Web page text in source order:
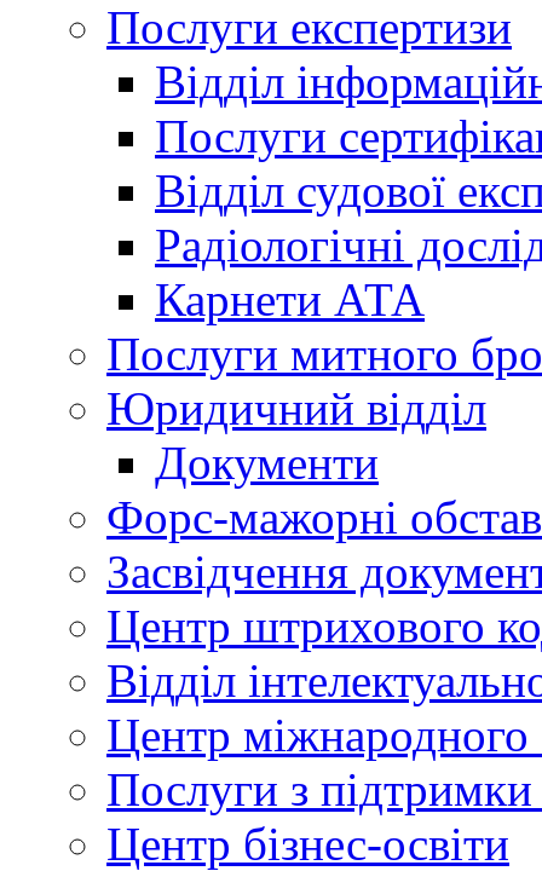
Послуги експертизи
Відділ
Послуги
Відділ судової
Радіологічні
Карнети АТА
Послуги митного
Юридичний відділ
Документи
Форс-мажорні
Засвідчення
Центр штрихового
Відділ
Центр міжнародного
Послуги з підтримки
Центр бізнес-освіти